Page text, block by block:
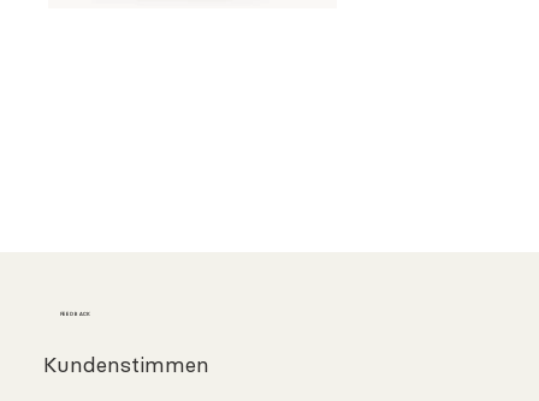
Kundenstimmen
FEEDBACK